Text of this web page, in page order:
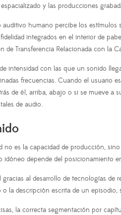
y las producciones
humano percibe los
integrados en el interior de
Transferencia Relacionada con la
intensidad con las que un sonido
frecuencias. Cuando el
de él, arriba, abajo o si se mueve
de audio.
es la capacidad de producción,
depende del posicionamiento
al desarrollo de tecnologías
la descripción escrita de un
la correcta segmentación por